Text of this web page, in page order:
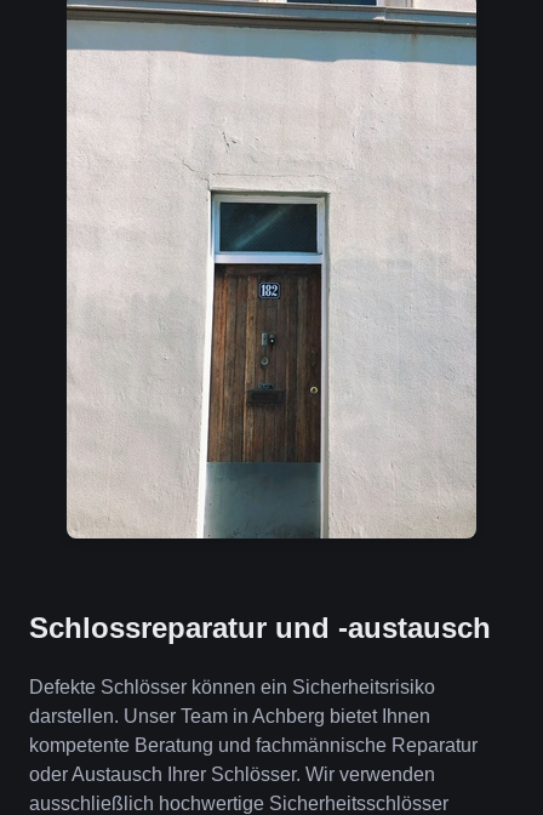
Schlossreparatur und -austausch
Defekte Schlösser können ein Sicherheitsrisiko
darstellen. Unser Team in Achberg bietet Ihnen
kompetente Beratung und fachmännische Reparatur
oder Austausch Ihrer Schlösser. Wir verwenden
ausschließlich hochwertige Sicherheitsschlösser